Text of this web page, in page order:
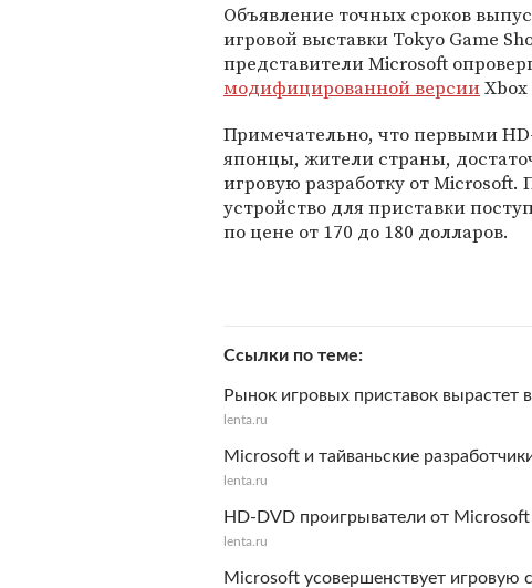
Объявление точных сроков
игровой выставки Tokyo Game
представители Microsoft
модифицированной версии
Примечательно, что первыми
японцы, жители страны,
игровую разработку от
устройство для приставки
по цене от 170 до 180 долларов.
Ссылки по теме
Рынок игровых приставок вырастет
lenta.ru
Microsoft и тайваньские
lenta.ru
HD-DVD проигрыватели от
lenta.ru
Microsoft усовершенствует игровую